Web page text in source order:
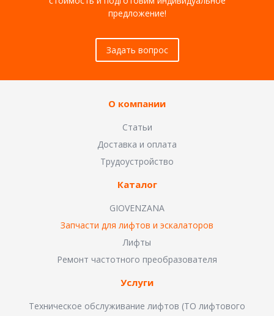
предложение!
Задать вопрос
О компании
Статьи
Доставка и оплата
Трудоустройство
Каталог
GIOVENZANA
Запчасти для лифтов и эскалаторов
Лифты
Ремонт частотного преобразователя
Услуги
Техническое обслуживание лифтов (ТО лифтового